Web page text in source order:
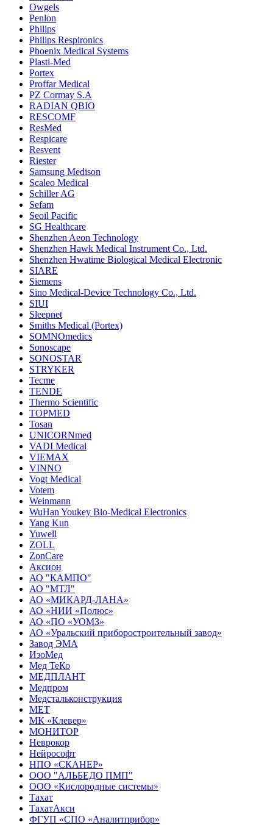
Owgels
Penlon
Philips
Philips Respironics
Phoenix Medical Systems
Plasti-Med
Portex
Proffar Medical
PZ Cormay S.A
RADIAN QBIO
RESCOMF
ResMed
Respicare
Resvent
Riester
Samsung Medison
Scaleo Medical
Schiller AG
Sefam
Seoil Pacific
SG Healthcare
Shenzhen Aeon Technology
Shenzhen Hawk Medical Instrument Co., Ltd.
Shenzhen Hwatime Biological Medical Electronic
SIARE
Siemens
Sino Medical-Device Technology Co., Ltd.
SIUI
Sleepnet
Smiths Medical (Portex)
SOMNOmedics
Sonoscape
SONOSTAR
STRYKER
Tecme
TENDE
Thermo Scientific
TOPMED
Tosan
UNICORNmed
VADI Medical
VIEMAX
VINNO
Vogt Medical
Votem
Weinmann
WuHan Youkey Bio-Medical Electronics
Yang Kun
Yuwell
ZOLL
ZonCare
Аксион
АО "КАМПО"
АО "МТЛ"
АО «МИКАРД-ЛАНА»
АО «НИИ «Полюс»
АО «ПО «УОМЗ»
АО «Уральский приборостроительный завод»
Завод ЭМА
ИзоМед
Мед ТеКо
МЕДПЛАНТ
Медпром
Медстальконструкция
МЕТ
МК «Клевер»
МОНИТОР
Неврокор
Нейрософт
НПО «СКАНЕР»
ООО "АЛЬБЕДО ПМП"
ООО «Кислородные системы»
Тахат
ТахатАкси
ФГУП «СПО «Аналитприбор»